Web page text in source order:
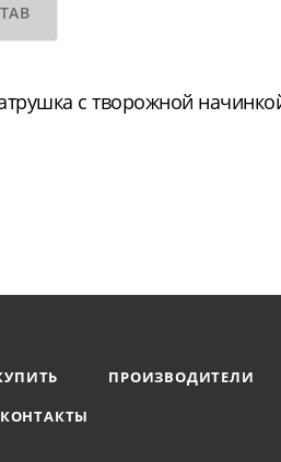
с творожной
ПРОИЗВОДИТЕЛИ
КОНТАКТЫ